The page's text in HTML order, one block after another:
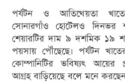
পর্যটন ও আতিথেয়তা
সোনারগাঁও হোটেলও দিনভর
শেয়ারটির দাম ৯ দশমিক ১৯
পয়সায় পৌঁছেছে। পর্যটন
কোম্পানিটির ভবিষ্যৎ আয়ের
আগ্রহ বাড়িয়েছে বলে মনে করছেন